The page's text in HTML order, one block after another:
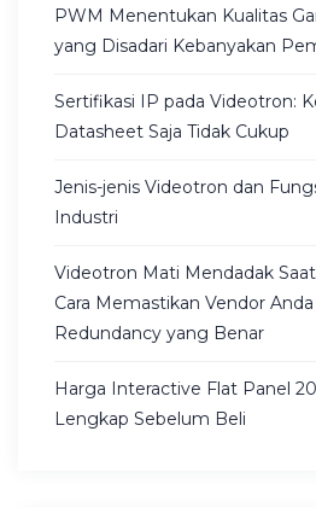
PWM Menentukan Kualitas
yang Disadari Kebanyakan
Sertifikasi IP pada Videotron:
Datasheet Saja Tidak Cukup
Jenis-jenis Videotron dan
Industri
Videotron Mati Mendadak
Cara Memastikan Vendor
Redundancy yang Benar
Harga Interactive Flat Panel
Lengkap Sebelum Beli